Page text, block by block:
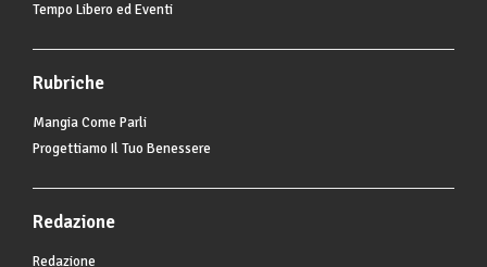
Tempo Libero ed Eventi
Rubriche
Mangia Come Parli
Progettiamo Il Tuo Benessere
Redazione
Redazione